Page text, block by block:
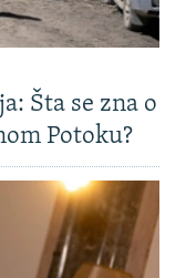
Šta se zna o
Potoku?